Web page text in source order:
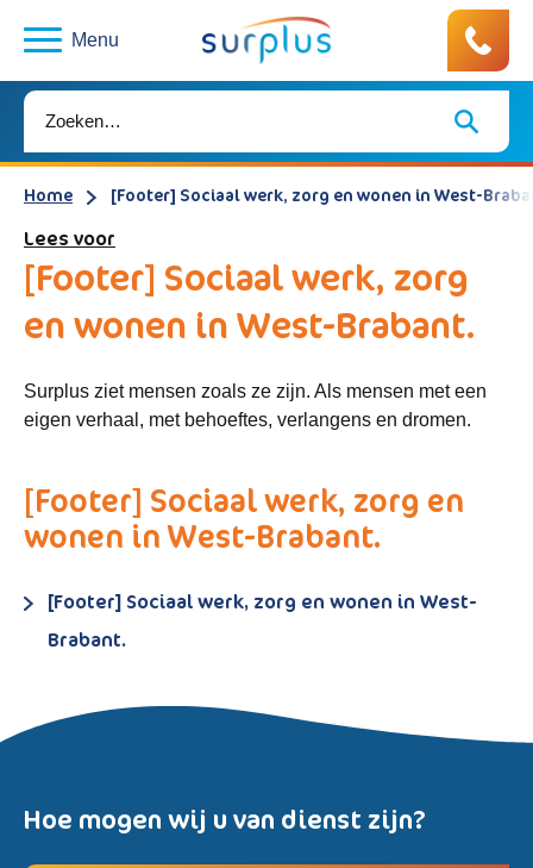
Menu
Home [Footer] Sociaal werk, zorg en wonen in West-
[Footer] Sociaal werk, zorg en
wonen in West-Brabant.
[Footer] Sociaal werk, zorg en wonen in West-
Brabant.
Lees voor
[Footer] Sociaal werk, zorg
en wonen in West-Brabant.
Surplus ziet mensen zoals ze zijn. Als mensen met een
eigen verhaal, met behoeftes, verlangens en dromen.
Hoe mogen wij u van dienst zijn?